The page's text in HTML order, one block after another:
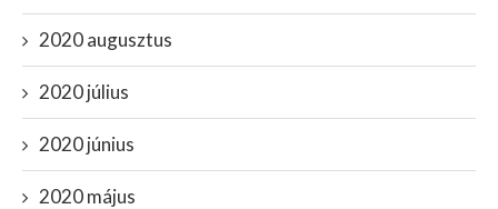
2020 augusztus
2020 július
2020 június
2020 május